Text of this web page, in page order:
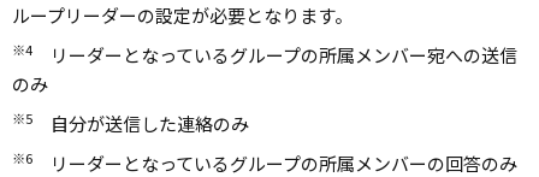
ループリーダーの設定が必要となります。
※4リーダーとなっているグループの所属メンバー宛への送信
のみ
※5自分が送信した連絡のみ
※6リーダーとなっているグループの所属メンバーの回答のみ